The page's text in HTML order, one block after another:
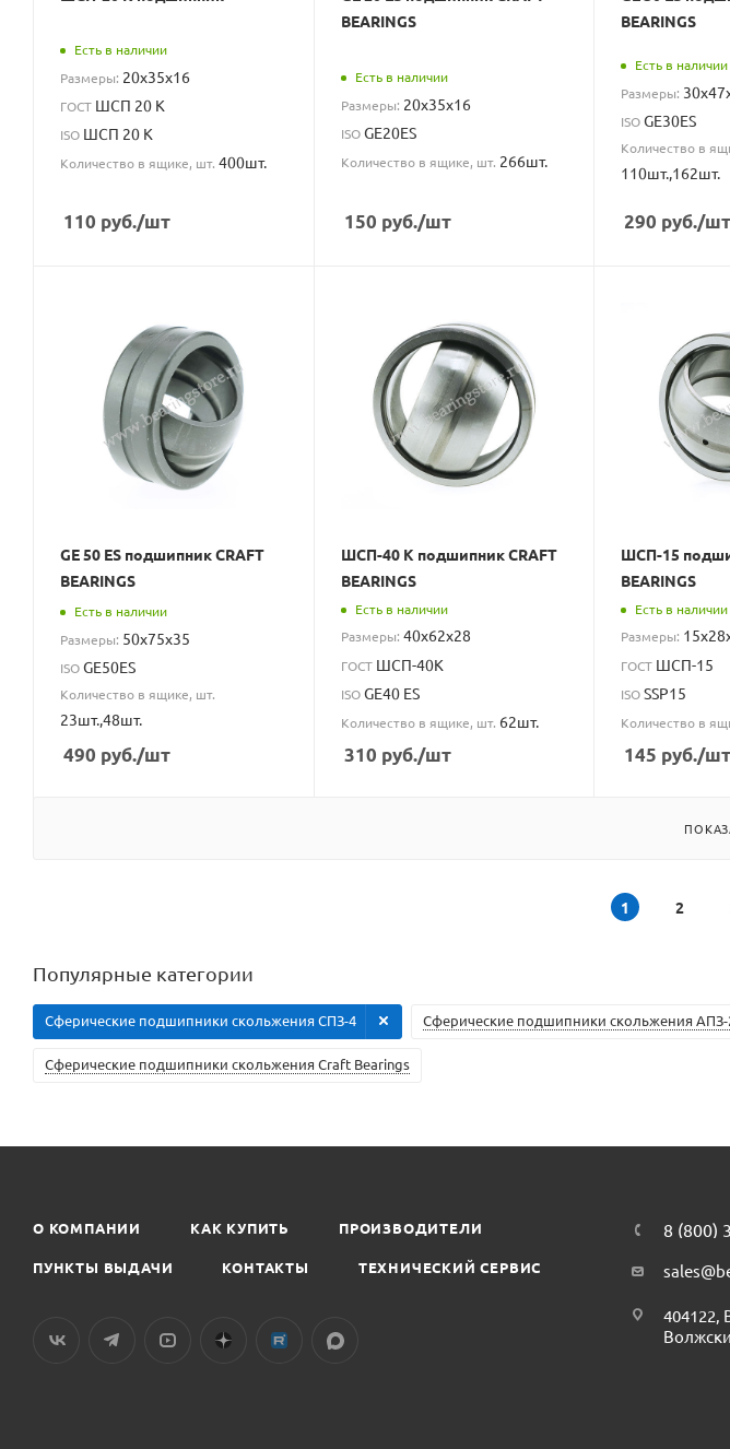
Есть в наличии
Размеры: 20x35x16
ГОСТ ШСП 20 К
ISO ШСП 20 К
Количество в ящике, шт. 400шт.
110 руб./шт
BEARINGS
Есть в наличии
Размеры: 20x35x16
ISOGE20ES
Количество в ящике, шт. 266шт.
150 руб./шт
BEARINGS
Есть в наличии
Размеры:
ISOGE30ES
Количество в
110шт.,162шт.
290 руб./шт
GE 50 ES подшипник CRAFT
BEARINGS
Есть в наличии
Размеры: 50x75x35
ISOGE50ES
Количество в ящике, шт.
23шт.,48шт.
490 руб./шт
ШСП-40 К подшипник CRAFT
BEARINGS
Есть в наличии
Размеры: 40x62x28
ГОСТ ШСП-40К
ISOGE40 ES
Количество в ящике, шт. 62шт.
310 руб./шт
ШСП-15
BEARINGS
Есть в наличии
Размеры:
ГОСТ ШСП-15
ISOSSP15
Количество в
145 руб./шт
1 2
Популярные категории
Сферические подшипники скольжения АПЗ-
Сферические подшипники скольжения СПЗ-4
Сферические подшипники скольжения Craft Bearings
О КОМПАНИИ КАК КУПИТЬ ПРОИЗВОДИТЕЛИ
ПУНКТЫ ВЫДАЧИ КОНТАКТЫ ТЕХНИЧЕСКИЙ СЕРВИС
8 (800)
404122,